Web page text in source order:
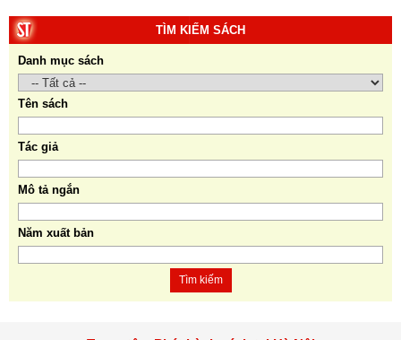
TÌM KIẾM SÁCH
Danh mục sách
Tên sách
Tác giả
Mô tả ngắn
Năm xuất bản
Tìm kiếm